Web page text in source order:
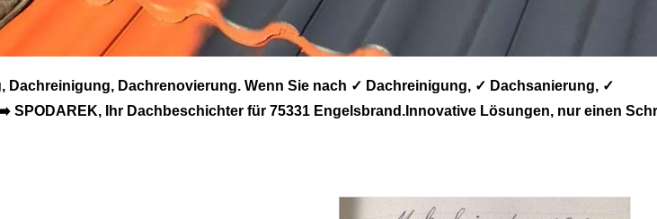
Dachrenovierung. Wenn Sie nach ✓ Dachreinigung, ✓ Dachsanierung, ✓
Ihr Dachbeschichter für 75331 Engelsbrand.Innovative Lösungen, nur einen